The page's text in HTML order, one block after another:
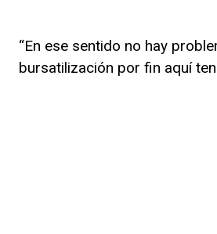
“En ese sentido no hay
bursatilización por fin aquí